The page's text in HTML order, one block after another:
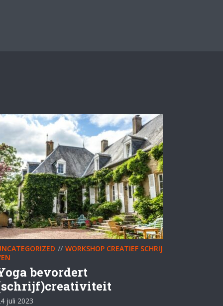
WORKSHOP CREATIEF SCHRIJ
bevordert
juli 2023